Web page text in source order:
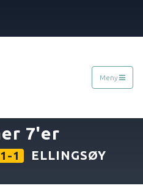
Meny
7'er
1 ELLINGSØY